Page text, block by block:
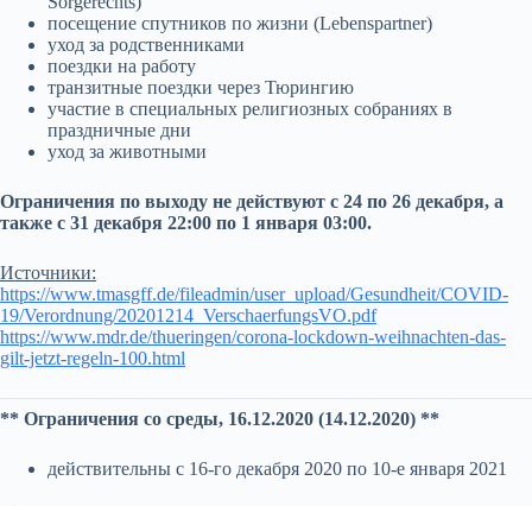
посещение спутников по жизни (Lebenspartner)
уход за родственниками
поездки на работу
транзитные поездки через Тюрингию
участие в специальных религиозных собраниях в
праздничные дни
уход за животными
Ограничения по выходу не действуют с 24 по 26 декабря, а
также с 31 декабря 22:00 по 1 января 03:00.
Источники:
https://www.tmasgff.de/fileadmin/user_upload/Gesundheit/COVID-
19/Verordnung/20201214_VerschaerfungsVO.pdf
https://www.mdr.de/thueringen/corona-lockdown-weihnachten-das-
gilt-jetzt-regeln-100.html
** Ограничения со среды, 16.12.2020 (14.12.2020) **
действительны с 16-го декабря 2020 по 10-е января 2021